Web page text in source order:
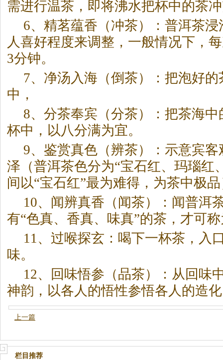
需进行温茶 ，即将沸水把杯中的茶
6、精茗蕴香（冲茶）：普洱茶浸
人喜好程度来调整，一般情况下，
3分钟。
7、净汤入海（倒茶）：把泡好的
中，
8、分茶奉宾（分茶）：把茶海中
杯中，以八分满为宜。
9、鉴赏真色（辨茶）：示意宾客
泽（普洱茶色分为“宝石红、玛瑙红
间以“宝石红”最为难得，为茶中极
10、闻辨真香（闻茶）：闻普洱
有“色真、香真、味真”的茶 ，才可
11、过喉探玄：喝下一杯茶 ，入
味。
12、回味悟参（品茶）：从回味
神韵，以各人的悟性参悟各人的造化
上一篇
栏目推荐